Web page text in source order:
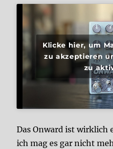
Klicke hier, um
zu akzeptieren
zu
Das Onward ist wirklich
ich mag es gar nicht